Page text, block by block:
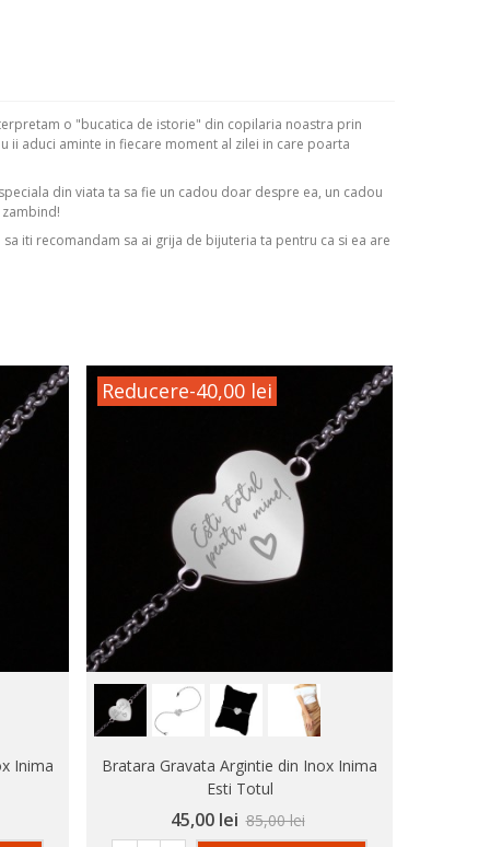
o "bucatica de istorie" din copilaria noastra prin
ii aduci aminte in fiecare moment al zilei in care poarta
din viata ta sa fie un cadou doar despre ea, un cadou
iti recomandam sa ai grija de bijuteria ta pentru ca si ea are
Inima
Reducere-40,00 lei
Bratara Gravata Argintie din Inox Inima
Esti Totul
45,00 lei 85,00 lei